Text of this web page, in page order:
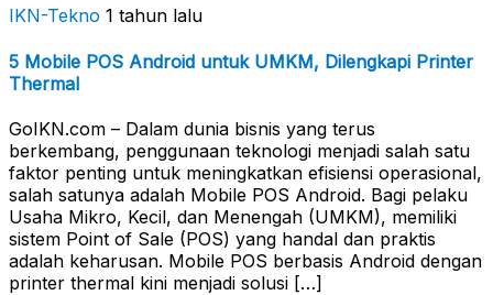
IKN-Tekno 1 tahun lalu
5 Mobile POS Android untuk UMKM, Dilengkapi Printer
Thermal
GoIKN.com – Dalam dunia bisnis yang terus
berkembang, penggunaan teknologi menjadi salah satu
faktor penting untuk meningkatkan efisiensi operasional,
salah satunya adalah Mobile POS Android. Bagi pelaku
Usaha Mikro, Kecil, dan Menengah (UMKM), memiliki
sistem Point of Sale (POS) yang handal dan praktis
adalah keharusan. Mobile POS berbasis Android dengan
printer thermal kini menjadi solusi […]